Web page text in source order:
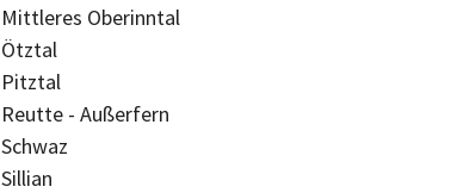
Mittleres Oberinntal
Ötztal
Pitztal
Reutte - Außerfern
Schwaz
Sillian